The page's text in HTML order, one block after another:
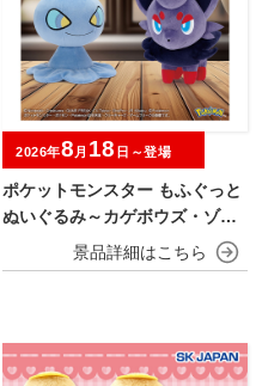
ポケットモンスター もふぐっと
ぬいぐるみ～カゲボウズ・ゾロ
2026年8 月 18 日～登場